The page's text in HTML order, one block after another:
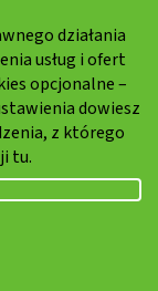
działania
usług i ofert
opcjonalne –
dowiesz
z którego
tu.